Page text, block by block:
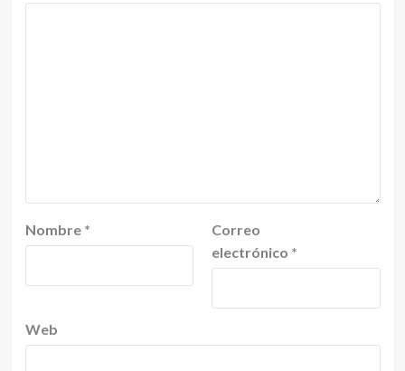
Nombre *
Correo
electrónico *
Web